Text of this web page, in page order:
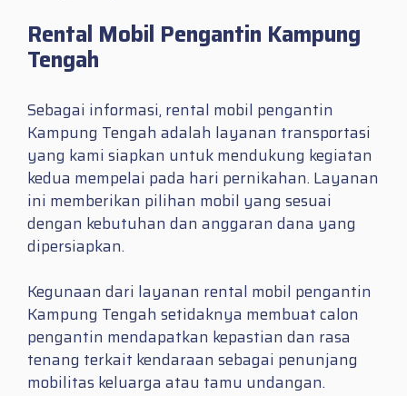
Rental Mobil Pengantin Kampung
Tengah
Sebagai informasi, rental mobil pengantin
Kampung Tengah adalah layanan transportasi
yang kami siapkan untuk mendukung kegiatan
kedua mempelai pada hari pernikahan. Layanan
ini memberikan pilihan mobil yang sesuai
dengan kebutuhan dan anggaran dana yang
dipersiapkan.
Kegunaan dari layanan rental mobil pengantin
Kampung Tengah setidaknya membuat calon
pengantin mendapatkan kepastian dan rasa
tenang terkait kendaraan sebagai penunjang
mobilitas keluarga atau tamu undangan.